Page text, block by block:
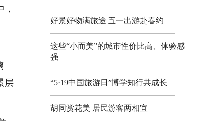
层
好景好物满旅途 五一出游赴春约
这些“小而美”的城市性价比高、体验感
强
“5·19中国旅游日”博学知行共成长
胡同赏花美 居民游客两相宜